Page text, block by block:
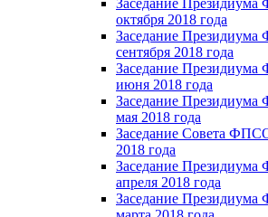
октября 2018 года
Заседание
сентября 2018 года
Заседание
июня 2018 года
Заседание
мая 2018 года
Заседание Совета
2018 года
Заседание
апреля 2018 года
Заседание